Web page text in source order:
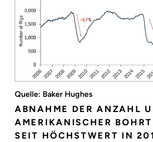
Quelle: Baker Hughes
ABNAHME DER ANZAHL
AMERIKANISCHER
SEIT HÖCHSTWERT IN